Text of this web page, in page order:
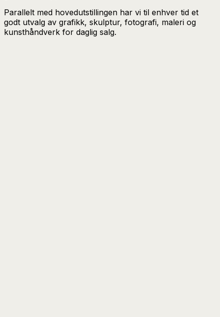
Parallelt med hovedutstillingen har vi til enhver tid et
godt utvalg av grafikk, skulptur, fotografi, maleri og
kunsthåndverk for daglig salg.